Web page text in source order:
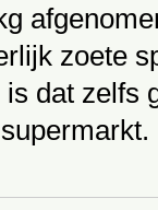
zoete
is dat zelfs